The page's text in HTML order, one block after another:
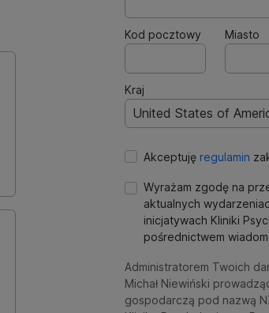
Kod pocztowy Miasto
Kraj
United States of
Akceptuję regulamin
Wyrażam zgodę na
aktualnych
inicjatywach Kliniki
pośrednictwem
Administratorem Twoich
Michał Niewiński
gospodarczą pod nazwą